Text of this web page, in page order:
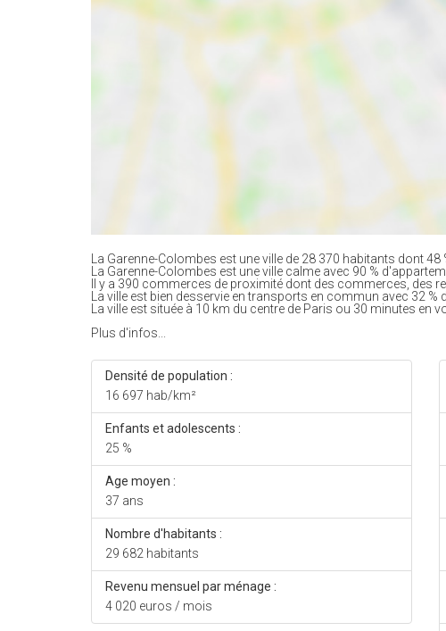
La Garenne-Colombes est une ville de 28 370 habitants dont
La Garenne-Colombes est une ville calme avec 90 %
Il y a 390 commerces de proximité dont des commerces, des
La ville est bien desservie en transports en commun avec 32
La ville est située à 10 km du centre de Paris ou 30 minutes en
Plus d'infos...
Densité de population :
16 697 hab/km²
Enfants et adolescents :
25 %
Age moyen :
37 ans
Nombre d'habitants :
29 682 habitants
Revenu mensuel par ménage :
4 020 euros / mois